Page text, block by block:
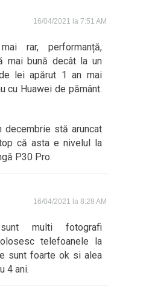
16/04/2021 la 7:51 AM
rar, performanță,
mai bună decât la un
lei apărut 1 an mai
cu Huawei de pământ.
decembrie stă aruncat
că asta e nivelul la
P30 Pro.
16/04/2021 la 8:28 AM
multi fotografi
telefoanele la
sunt foarte ok si alea
4 ani.